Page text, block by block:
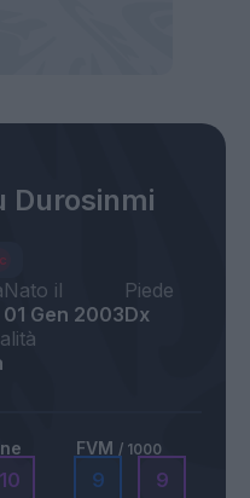
Durosinmi
Nato il
01 Gen 2003
Piede
Dx
10
FVM / 1000
9 9